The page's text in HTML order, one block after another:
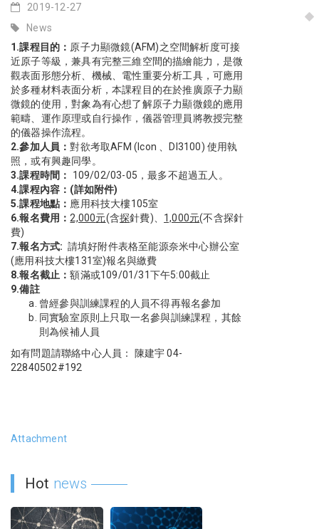
2019-12-27
News
1.課程目的： 原子力顯微鏡(AFM)之空間解析度可接
近原子等級，兼具有完整三維空間的描繪能力，是微
觀表面形態分析、機械、電性重要分析工具，可應用
於多種材料表面分析，本課程目的在於推廣原子力顯
微鏡的使用，對象為有心想了解原子力顯微鏡的應用
範疇、運作原理或自行操作，儀器管理員將教授完整
的儀器操作流程。
2.參加人員：對欲考取AFM (Icon 、DI3100) 使用執
照，或有興趣同學。
3.課程時間：
109/02/03-05，最多不超過五人。
4.課程內容：(詳如附件)
5.課程地點： 應用科技大樓105室
6.報名費用： 2,000元(含探針費)、 1,000元(不含探針
費)
7.報名方式: 請填好附件表格至能源奈米中心辦公室
(應用科技大樓131室)報名與繳費
8.報名截止：額滿或109/01/31下午5:00截止
9.備註
曾經參與訓練課程的人員不得再報名參加
同實驗室原則上只取一名參與訓練課程，其餘
則為候補人員
如有問題請聯絡中心人員： 陳建宇 04-
22840502#192
Attachment
Hot news